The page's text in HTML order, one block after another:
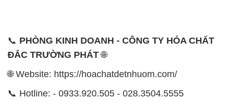
📞 PHÒNG KINH DOANH - CÔNG TY HÓA CHẤT
ĐẮC TRƯỜNG PHÁT🌐
🌐 Website: https://hoachatdetnhuom.com/
📞 Hotline: - 0933.920.505 - 028.3504.5555